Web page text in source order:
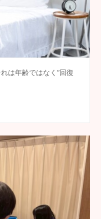
は年齢ではなく“回復